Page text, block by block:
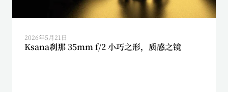
2026年5月21日
Ksana刹那 35mm f/2 小巧之形，质感之镜